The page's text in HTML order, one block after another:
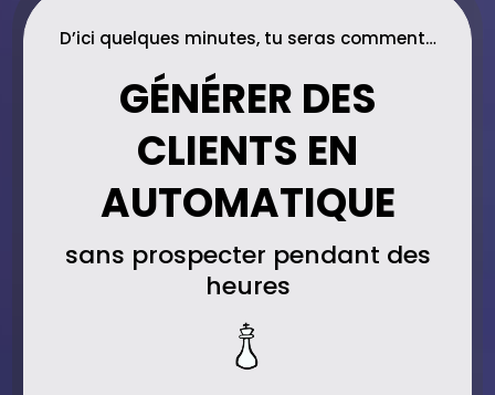
D’ici quelques minutes, tu seras comment…
GÉNÉRER DES
CLIENTS EN
AUTOMATIQUE
sans prospecter pendant des
heures